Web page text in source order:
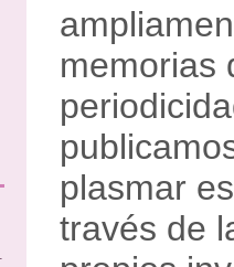
memorias
plasmar
través de